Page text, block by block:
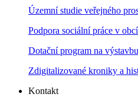
Územní studie veřejného
Podpora sociální práce v
Dotační program na
Zdigitalizované kroniky a
Kontakt